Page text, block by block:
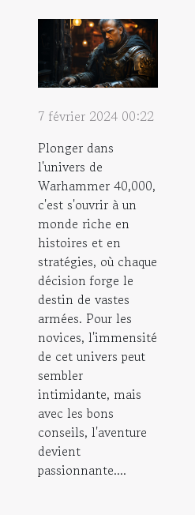
7 février 2024 00:22
Plonger dans
l'univers de
Warhammer 40,000,
c'est s'ouvrir à un
monde riche en
histoires et en
stratégies, où chaque
décision forge le
destin de vastes
armées. Pour les
novices, l'immensité
de cet univers peut
sembler
intimidante, mais
avec les bons
conseils, l'aventure
devient
passionnante....